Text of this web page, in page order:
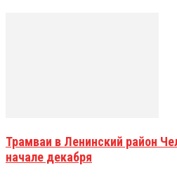
Трамваи в Ленинский район
начале декабря